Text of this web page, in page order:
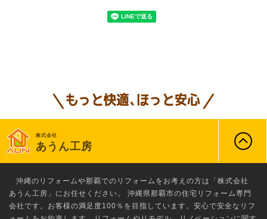
株式会社
あうん工房
沖縄のリフォームや那覇でのリフォームをお考えの方は「株式会社
あうん工房」にお任せください。 沖縄県那覇市の住宅リフォーム専門
会社です。お客様の満足度100％を目指しています。安心で安全なリフ